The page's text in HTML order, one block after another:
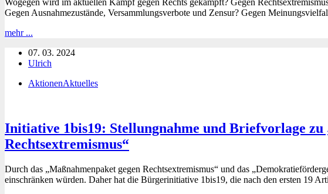
Wogegen wird im aktuellen Kampf gegen Rechts gekämpft? Gegen
Gegen Ausnahmezustände, Versammlungsverbote und Zensur? Gegen
mehr ...
Bekämpfung
des
07. 03. 2024
Ulrich
AktionenAktuelles
Initiative 1bis19: Stellungnahme und Briefvorlage
Rechtsextremismus“
Durch das „Maßnahmenpaket gegen Rechtsextremismus“ und das
einschränken würden. Daher hat die Bürgerinitiative 1bis19, die nach den ersten 19